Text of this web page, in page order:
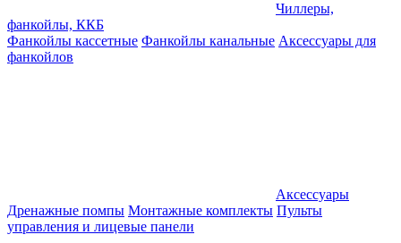
Чиллеры,
фанкойлы, ККБ
Фанкойлы кассетные Фанкойлы канальные Аксессуары для
фанкойлов
Аксессуары
Дренажные помпы Монтажные комплекты Пульты
управления и лицевые панели